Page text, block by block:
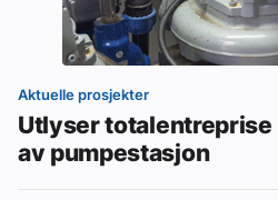
Aktuelle prosjekter
Utlyser totalentreprise
av pumpestasjon